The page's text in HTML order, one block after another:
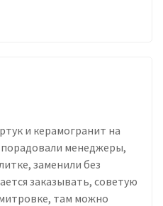
и керамогранит на
менеджеры,
заменили без
заказывать, советую
там можно